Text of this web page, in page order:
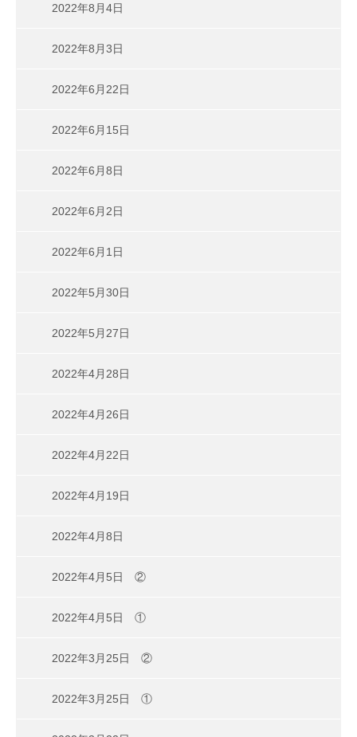
2022年8月4日
2022年8月3日
2022年6月22日
2022年6月15日
2022年6月8日
2022年6月2日
2022年6月1日
2022年5月30日
2022年5月27日
2022年4月28日
2022年4月26日
2022年4月22日
2022年4月19日
2022年4月8日
2022年4月5日 ②
2022年4月5日 ①
2022年3月25日 ②
2022年3月25日 ①